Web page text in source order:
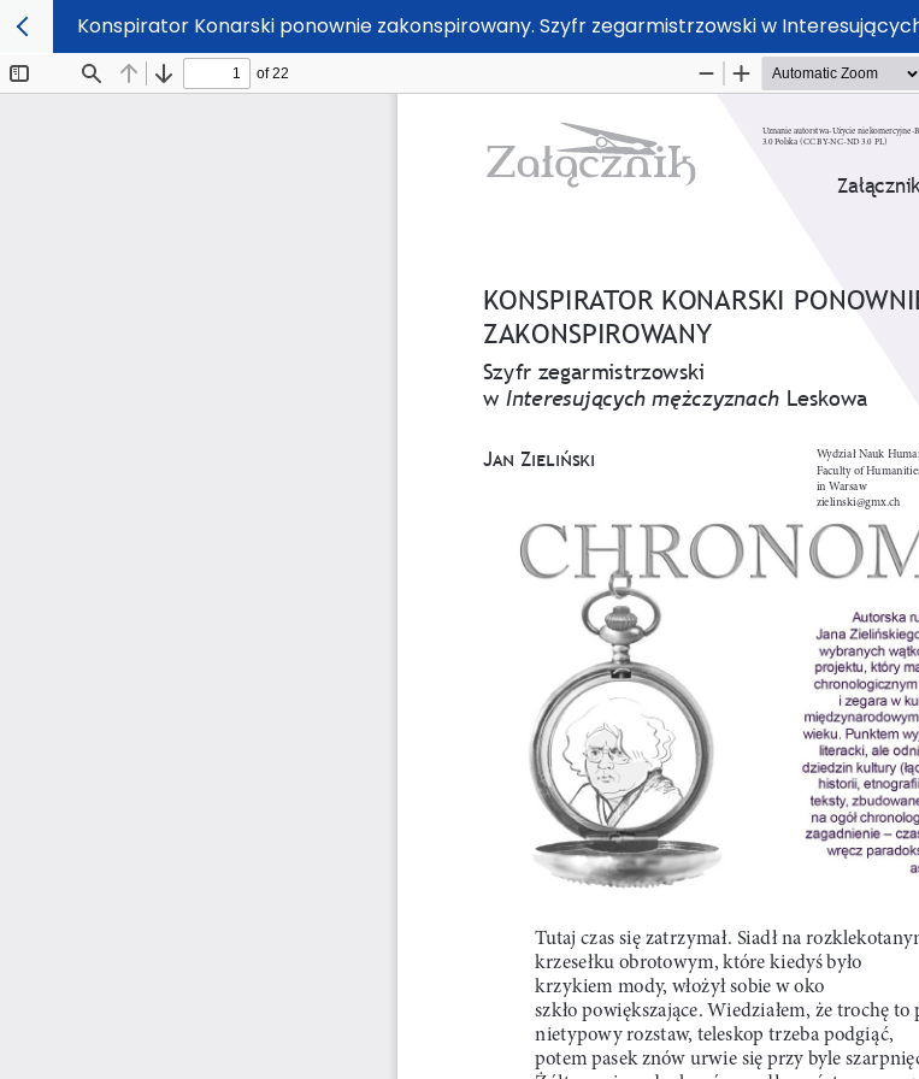
Konspirator Konarski ponownie zakonspirowany. Szyfr zegarmistrzowski w